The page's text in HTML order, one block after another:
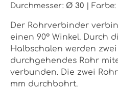
Durchmesser: Ø 30 Farbe:
Der Rohrverbinder
einen 90° Winkel. Durch
Halbschalen werden
durchgehendes Rohr
verbunden. Die zwei
mm durchbohrt.